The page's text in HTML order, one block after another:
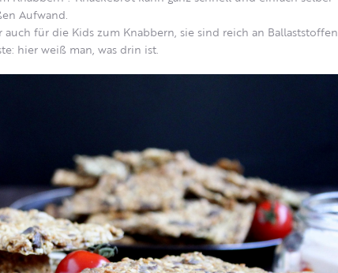
Aufwand.
für die Kids zum Knabbern, sie sind reich an Ballaststoffen
hier weiß man, was drin ist.